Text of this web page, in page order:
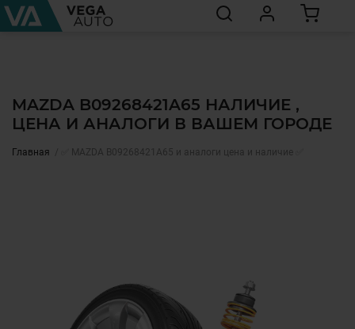
MAZDA B09268421A65 НАЛИЧИЕ ,
ЦЕНА И АНАЛОГИ В ВАШЕМ ГОРОДЕ
Главная ✅ MAZDA B09268421A65 и аналоги цена и наличие ✅